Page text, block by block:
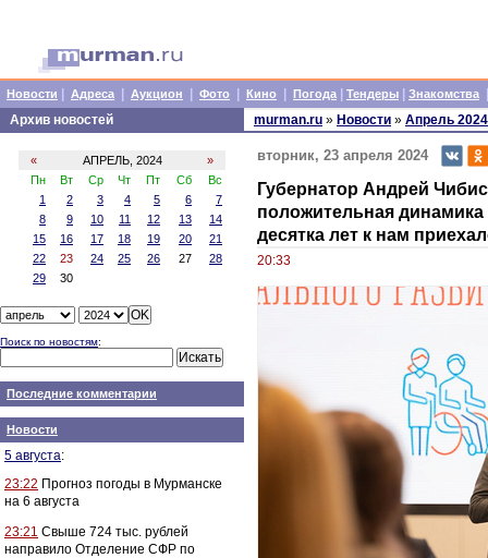
Новости Адреса Аукцион Фото Кино Погода Тендеры Знакомства
Архив новостей
« АПРЕЛЬ, 2024
»
Пн
Вт Ср Чт Пт Сб
Вс
1
2 3 4 5 6
7
8
9 10 11 12 13
14
15
16 17 18 19 20
21
22
23 24 25 26 27
28
29
30
Поиск по новостям:
Последние комментарии
Новости
5 августа:
23:22 Прогноз погоды в Мурманске
на 6 августа
23:21 Свыше 724 тыс. рублей
направило Отделение СФР по
murman.ru » Новости » Апрель 2024
вторник, 23 апреля 2024
Губернатор Андрей
положительная
десятка лет к нам
20:33